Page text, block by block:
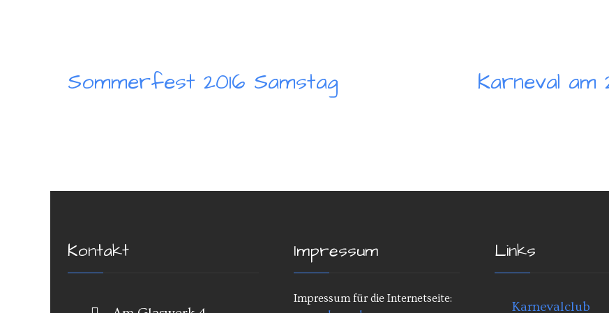
Sommerfest 2016 Samstag Karneval am
Kontakt Impressum
Impressum für die Internetseite:
Links
Karnevalclub